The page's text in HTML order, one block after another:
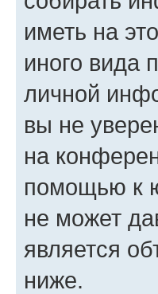
иметь на
иного вида
личной
вы не
на
помощью к
не может
является
ниже.